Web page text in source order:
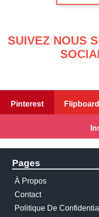
SUIVEZ NOUS
Pinterest Flipboard
Pages
À Propos
Contact
Politique De